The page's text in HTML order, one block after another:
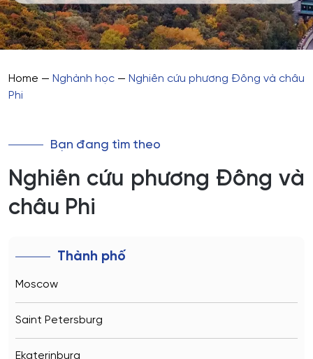
Home — Nghành học — Nghiên cứu phương Đông và châu
Phi
Bạn đang tìm theo
Nghiên cứu phương Đông và
châu Phi
Thành phố
Moscow
Saint Petersburg
Ekaterinburg